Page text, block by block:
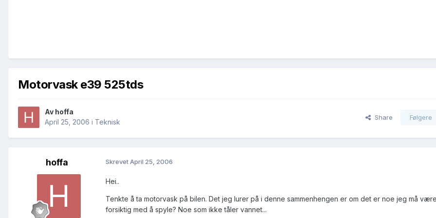
Motorvask e39 525tds
Av hoffa
April 25, 2006 i Teknisk
Share Følgere
hoffa SkrevetApril 25, 2006
Hei..
Tenkte å ta motorvask på bilen. Det jeg lurer på i denne sammenhengen er om det er noe jeg må
forsiktig med å spyle? Noe som ikke tåler vannet...